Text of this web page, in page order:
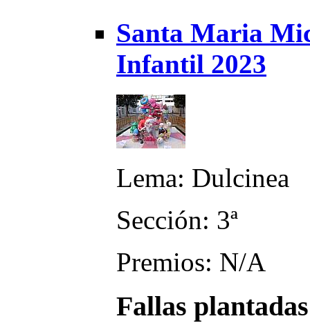
Santa Maria
Infantil 2023
Lema: Dulcinea
Sección: 3ª
Premios: N/A
Fallas